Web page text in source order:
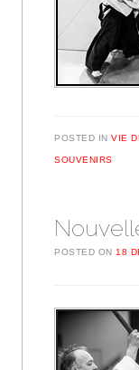
POSTED INVIE
SOUVENIRS
POSTED ON 18